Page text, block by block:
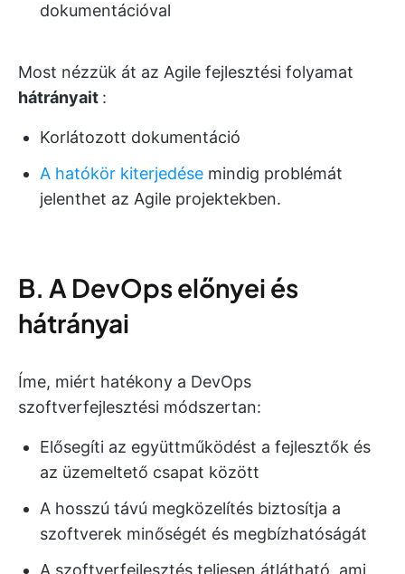
dokumentációval
Most nézzük át az Agile fejlesztési folyamat
hátrányait :
Korlátozott dokumentáció
A hatókör kiterjedése mindig problémát
jelenthet az Agile projektekben.
B. A DevOps előnyei és
hátrányai
Íme, miért hatékony a DevOps
szoftverfejlesztési módszertan:
Elősegíti az együttműködést a fejlesztők és
az üzemeltető csapat között
A hosszú távú megközelítés biztosítja a
szoftverek minőségét és megbízhatóságát